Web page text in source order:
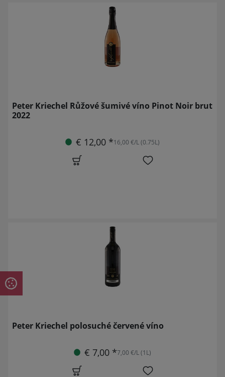
Peter Kriechel Růžové šumivé víno Pinot Noir brut
2022
€ 12,00 *16,00 €/L (0.75L)
Peter Kriechel polosuché červené víno
€ 7,00 *7,00 €/L (1L)